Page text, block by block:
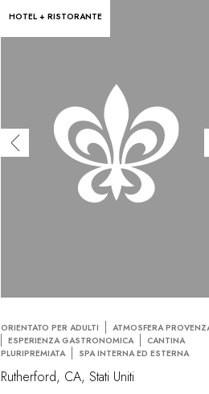
HOTEL + RISTORANTE
ORIENTATO PER ADULTI
ATMOSFERA
ESPERIENZA GASTRONOMICA
CANTINA
PLURIPREMIATA
SPA INTERNA ED ESTERNA
Rutherford, CA, Stati Uniti